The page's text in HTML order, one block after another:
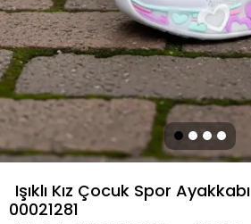
Işıklı Kız Çocuk Spor Ayakkabı
00021281